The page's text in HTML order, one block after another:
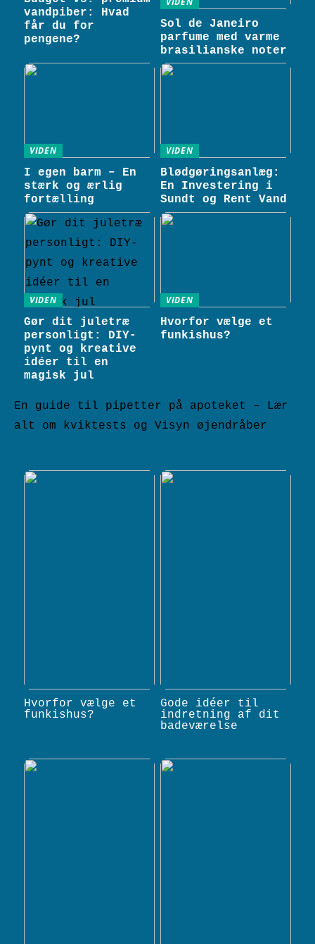
vandpiber: Hvad
får du for
pengene?
Sol de Janeiro
parfume med varme
brasilianske noter
VIDEN
I egen barm – En
stærk og ærlig
fortælling
VIDEN
Blødgøringsanlæg:
En Investering i
Sundt og Rent Vand
VIDEN
Gør dit juletræ
personligt: DIY-
pynt og kreative
idéer til en
magisk jul
VIDEN
Hvorfor vælge et
funkishus?
En guide til pipetter på apoteket – Lær
alt om kviktests og Visyn øjendråber
Hvorfor vælge et
funkishus?
Gode idéer til
indretning af dit
badeværelse